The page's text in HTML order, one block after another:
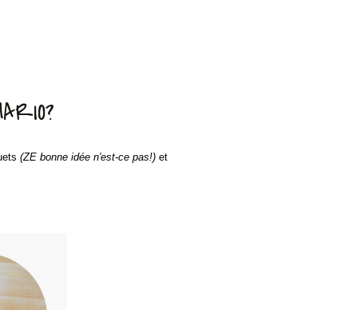
(ZE bonne idée n'est-ce pas!)et